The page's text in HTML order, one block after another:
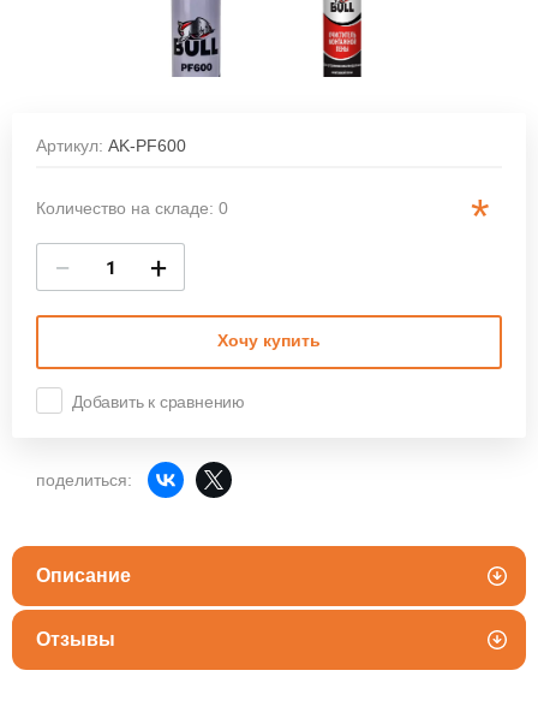
Артикул: AK-PF600
Количество на складе: 0 *
− +
Хочу купить
Добавить к сравнению
поделиться:
Описание
Отзывы